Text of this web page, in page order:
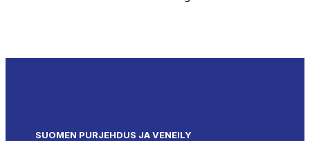
SUOMEN PURJEHDUS JA VENEILY